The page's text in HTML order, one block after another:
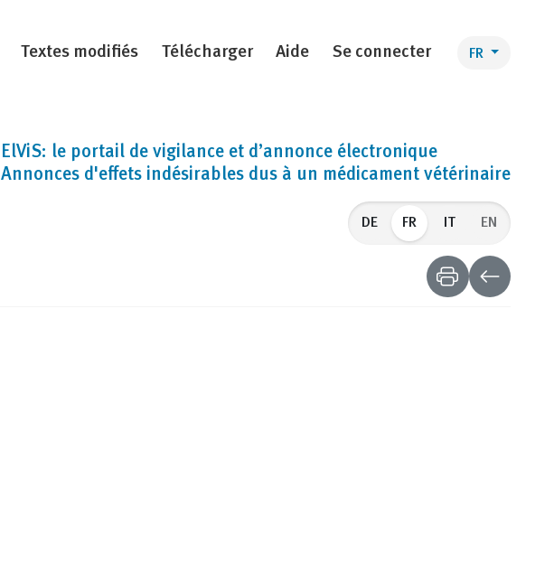
Textes modifiés Télécharger Aide Se connecter FR
ElViS: le portail de vigilance et d’annonce électronique
Annonces d'effets indésirables dus à un médicament vétérinaire
FR EN